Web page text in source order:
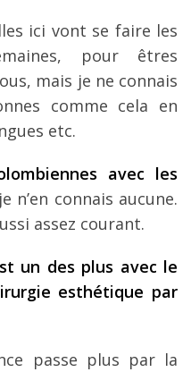
ici vont se faire les
pour êtres
mais je ne connais
comme cela en
etc.
avec les
n’en connais aucune.
assez courant.
un des plus avec le
esthétique par
passe plus par la